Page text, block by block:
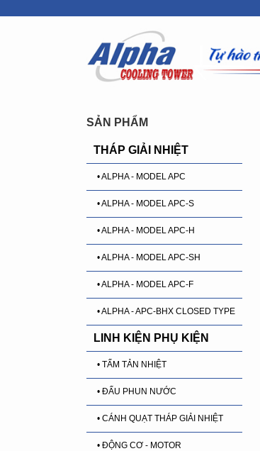
SẢN PHẨM
THÁP GIẢI NHIỆT
• ALPHA - MODEL APC
• ALPHA - MODEL APC-S
• ALPHA - MODEL APC-H
• ALPHA - MODEL APC-SH
• ALPHA - MODEL APC-F
• ALPHA - APC-BHX CLOSED TYPE
LINH KIỆN PHỤ KIỆN
• TẤM TẢN NHIỆT
• ĐẤU PHUN NƯỚC
• CÁNH QUẠT THÁP GIẢI NHIỆT
• ĐỘNG CƠ - MOTOR